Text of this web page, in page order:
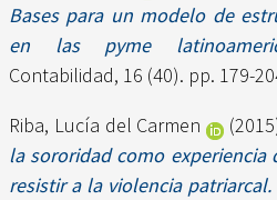
Bases para un modelo de
en las pyme
Contabilidad, 16 (40). pp. 179-
Riba, Lucía del Carmen
la sororidad como experiencia
resistir a la violencia patriarcal.